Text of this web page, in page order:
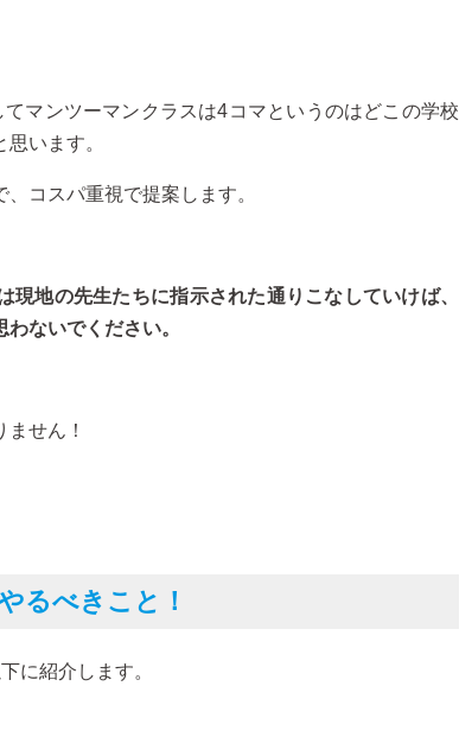
マンツーマンクラスは4コマというのはどこの学校
います。
コスパ重視で提案します。
現地の先生たちに指示された通りこなしていけば、
ないでください。
せん！
るべきこと！
に紹介します。